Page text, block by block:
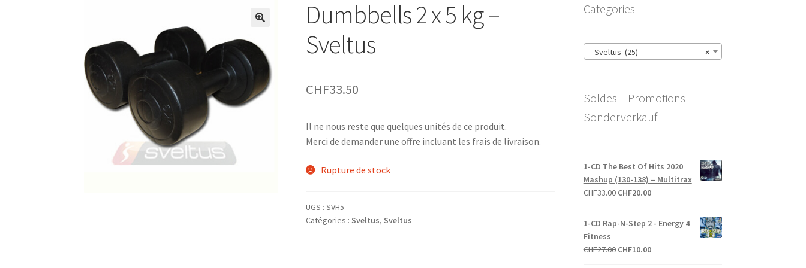
Dumbbells 2 x 5 kg –
Sveltus
CHF33.50
Il ne nous reste que quelques unités de ce produit.
Merci de demander une offre incluant les frais de livraison.
Rupture de stock
UGS :SVH5
Catégories : Sveltus, Sveltus
Categories
×
Sveltus (25)
Soldes – Promotions
Sonderverkauf
1-CD The Best Of Hits 2020
Mashup (130-138) – Multitrax
CHF33.00 Le
initial
CHF33.00.
CHF20.00Le
actuel
CHF20.00.
1-CD Rap-N-Step 2 - Energy 4
Fitness
CHF27.00 Le
CHF10.00Le